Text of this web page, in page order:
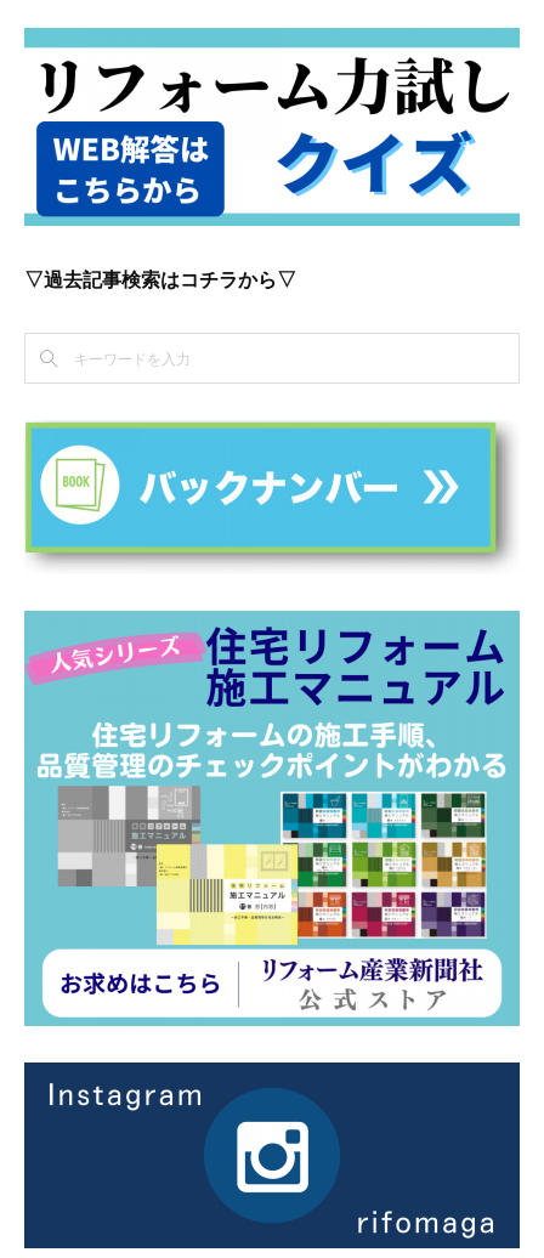
▽過去記事検索はコチラから▽